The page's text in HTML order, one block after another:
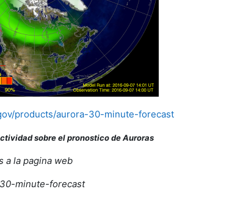
products/aurora-30-minute-forecast
sobre el pronostico de Auroras
a la pagina web
minute-forecast